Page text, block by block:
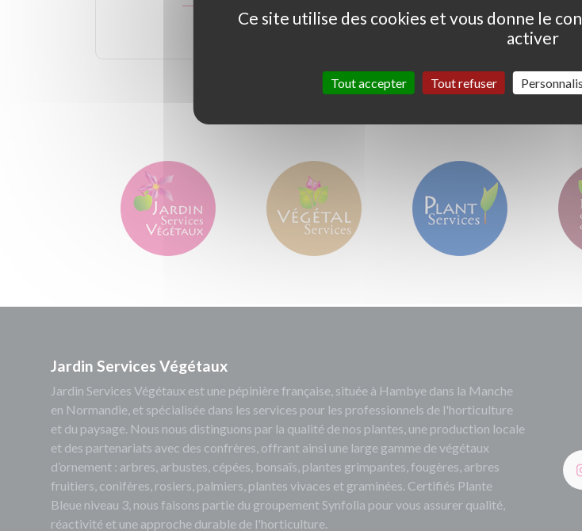
Jardin Services Végétaux
Jardin Services Végétaux est une pépinière française, située à Hambye dans la Manche
en Normandie, et spécialisée dans les services pour les professionnels de l'horticulture
et du paysage. Nous nous distinguons par la qualité de nos plantes, une production locale
et des partenariats avec des confrères, offrant ainsi une large gamme de végétaux
d’ornement : arbres, arbustes, cépées, bonsaïs, plantes grimpantes, fougères, arbres
fruitiers, conifères, rosiers, palmiers, plantes vivaces et graminées. Certifiés Plante
Bleue niveau 3, nous faisons partie du groupement Synfolia pour vous assurer qualité,
réactivité et une approche durable de l'horticulture.
Ce site utilise des cookies et vous donne le
activer
Tout accepter Tout refuser